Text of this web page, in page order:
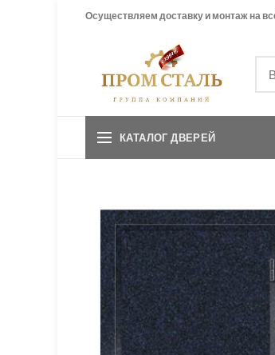
Осуществляем доставку и монтаж на
КАТАЛОГ ДВЕРЕЙ